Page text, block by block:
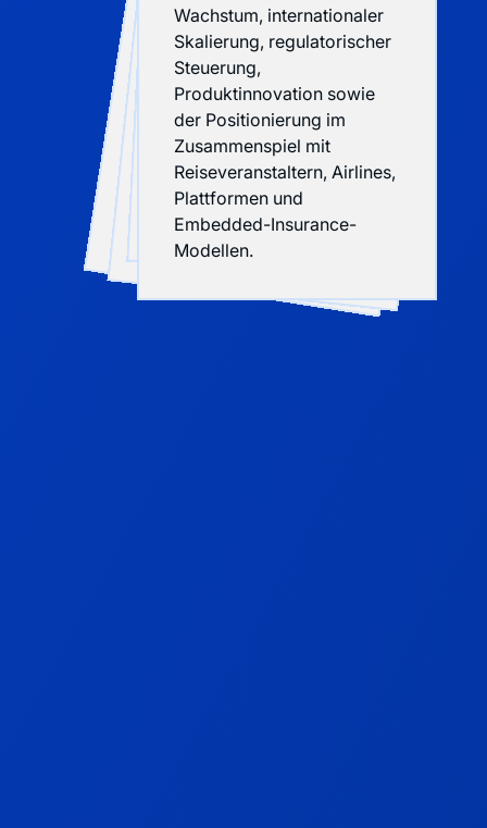
Wachstum, internationaler
Skalierung, regulatorischer
Steuerung,
Produktinnovation sowie
der Positionierung im
Zusammenspiel mit
Reiseveranstaltern, Airlines,
Plattformen und
Embedded-Insurance-
Modellen.
Qualitätsoptimierung.
Kundenerlebnis.
m
M
anbietern.